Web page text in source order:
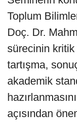
Toplum
Doç. Dr.
sürecinin kritik
tartışma,
akademik
açısından